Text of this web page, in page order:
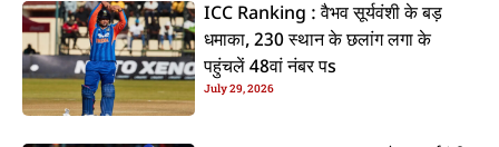
ICC Ranking : वैभव सूर्यवंशी के बड़
धमाका, 230 स्थान के छलांग लगा के
पहुंचलें 48वां नंबर पs
July 29, 2026